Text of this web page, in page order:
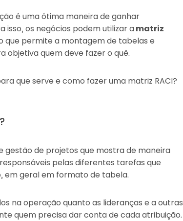
é uma ótima maneira de ganhar
isso, os negócios podem utilizar amatriz
que permite a montagem de tabelas e
objetiva quem deve fazer o quê.
que serve e como fazer uma matriz RACI?
gestão de projetos que mostra de maneira
pelas diferentes tarefas que
em geral em formato de tabela.
na operação quanto as lideranças e a outras
quem precisa dar conta de cada atribuição.